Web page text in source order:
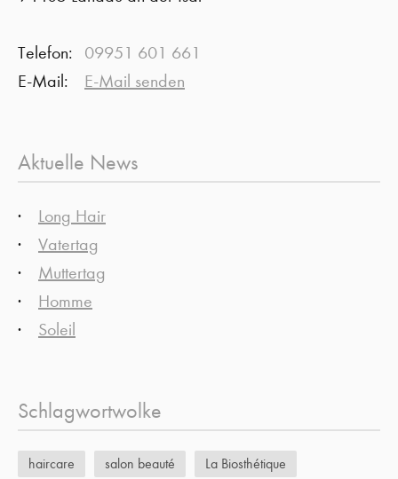
Telefon:
09951 601 661
E-Mail:
E-Mail senden
Aktuelle News
Long Hair
Vatertag
Muttertag
Homme
Soleil
Schlagwortwolke
haircare salon beauté La Biosthétique